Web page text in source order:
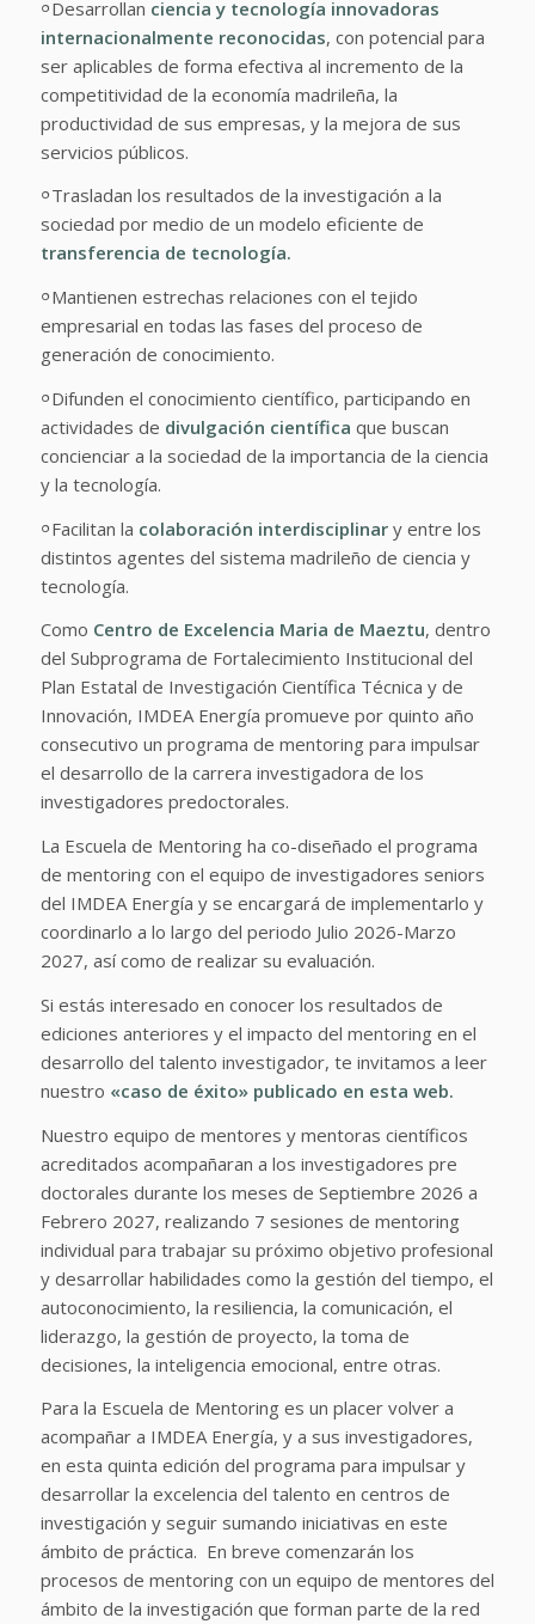
𐩒Desarrollan ciencia y tecnología innovadoras
internacionalmente reconocidas, con potencial para
ser aplicables de forma efectiva al incremento de la
competitividad de la economía madrileña, la
productividad de sus empresas, y la mejora de sus
servicios públicos.
𐩒Trasladan los resultados de la investigación a la
sociedad por medio de un modelo eficiente de
transferencia de tecnología.
𐩒Mantienen estrechas relaciones con el tejido
empresarial en todas las fases del proceso de
generación de conocimiento.
𐩒Difunden el conocimiento científico, participando en
actividades de divulgación científica que buscan
concienciar a la sociedad de la importancia de la ciencia
y la tecnología.
𐩒Facilitan la colaboración interdisciplinary entre los
distintos agentes del sistema madrileño de ciencia y
tecnología.
Como Centro de Excelencia Maria de Maeztu, dentro
del Subprograma de Fortalecimiento Institucional del
Plan Estatal de Investigación Científica Técnica y de
Innovación, IMDEA Energía promueve por quinto año
consecutivo un programa de mentoring para impulsar
el desarrollo de la carrera investigadora de los
investigadores predoctorales.
La Escuela de Mentoring ha co-diseñado el programa
de mentoring con el equipo de investigadores seniors
del IMDEA Energía y se encargará de implementarlo y
coordinarlo a lo largo del periodo Julio 2026-Marzo
2027, así como de realizar su evaluación.
Si estás interesado en conocer los resultados de
ediciones anteriores y el impacto del mentoring en el
desarrollo del talento investigador, te invitamos a leer
nuestro «caso de éxito» publicado en esta web.
Nuestro equipo de mentores y mentoras científicos
acreditados acompañaran a los investigadores pre
doctorales durante los meses de Septiembre 2026 a
Febrero 2027, realizando 7 sesiones de mentoring
individual para trabajar su próximo objetivo profesional
y desarrollar habilidades como la gestión del tiempo, el
autoconocimiento, la resiliencia, la comunicación, el
liderazgo, la gestión de proyecto, la toma de
decisiones, la inteligencia emocional, entre otras.
Para la Escuela de Mentoring es un placer volver a
acompañar a IMDEA Energía, y a sus investigadores,
en esta quinta edición del programa para impulsar y
desarrollar la excelencia del talento en centros de
investigación y seguir sumando iniciativas en este
ámbito de práctica. En breve comenzarán los
procesos de mentoring con un equipo de mentores del
ámbito de la investigación que forman parte de la red